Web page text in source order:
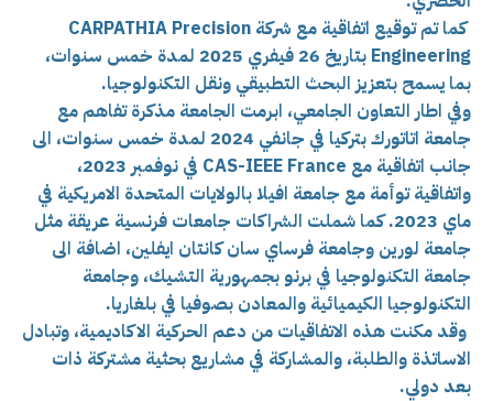
كما تم توقيع اتفاقية مع شركة CARPATHIA Precision
Engineering بتاريخ 26 فيفري 2025 لمدة خمس سنوات،
بما يسمح بتعزيز البحث التطبيقي ونقل التكنولوجيا.
وفي اطار التعاون الجامعي، ابرمت الجامعة مذكرة تفاهم مع
جامعة اتاتورك بتركيا في جانفي 2024 لمدة خمس سنوات، الى
جانب اتفاقية مع CAS-IEEE France في نوفمبر 2023،
واتفاقية توأمة مع جامعة افيلا بالولايات المتحدة الامريكية في
ماي 2023. كما شملت الشراكات جامعات فرنسية عريقة مثل
جامعة لورين وجامعة فرساي سان كانتان ايفلين، اضافة الى
جامعة التكنولوجيا في برنو بجمهورية التشيك، وجامعة
التكنولوجيا الكيميائية والمعادن بصوفيا في بلغاريا.
وقد مكنت هذه الاتفاقيات من دعم الحركية الاكاديمية، وتبادل
الاساتذة والطلبة، والمشاركة في مشاريع بحثية مشتركة ذات
بعد دولي.